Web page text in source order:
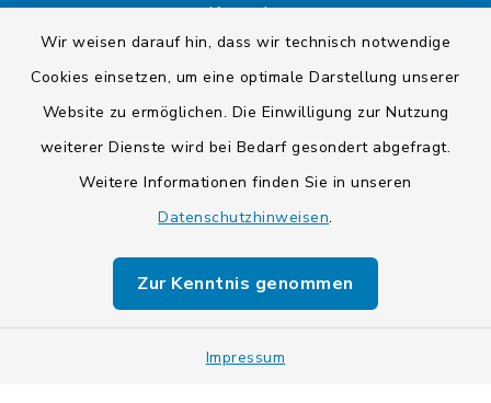
Wir weisen darauf hin, dass wir technisch notwendige
Cookies einsetzen, um eine optimale Darstellung unserer
Website zu ermöglichen. Die Einwilligung zur Nutzung
weiterer Dienste wird bei Bedarf gesondert abgefragt.
Weitere Informationen finden Sie in unseren
Datenschutzhinweisen.
Zur Kenntnis genommen
Impressum
Kontakt
Barrierefreiheit
Impressum
Cookie-Einstellungen